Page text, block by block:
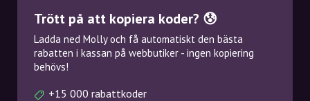
Trött på att kopiera koder? 😰
Ladda ned Molly och få automatiskt den bästa
rabatten i kassan på webbutiker - ingen kopiering
behövs!
+15 000 rabattkoder